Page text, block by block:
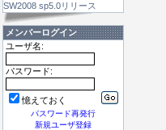
SW2008 sp5.0リリース
メンバーログイン
ユーザ名:
パスワード:
憶えておく
パスワード再発行
新規ユーザ登録